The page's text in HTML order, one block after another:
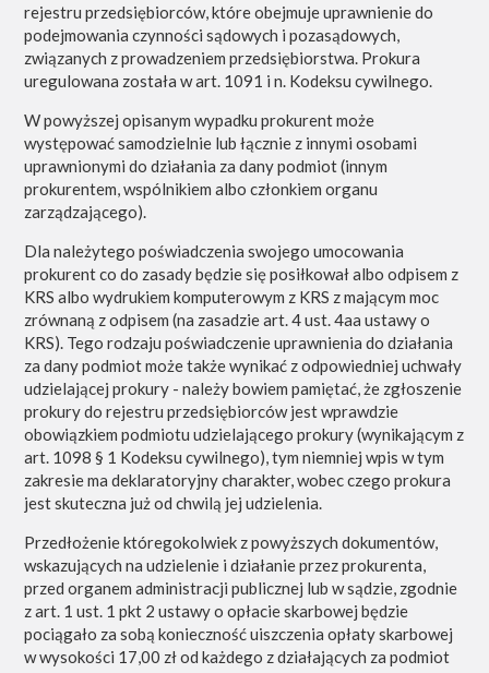
rejestru przedsiębiorców, które obejmuje uprawnienie do
podejmowania czynności sądowych i pozasądowych,
związanych z prowadzeniem przedsiębiorstwa. Prokura
uregulowana została w art. 1091 i n. Kodeksu cywilnego.
W powyższej opisanym wypadku prokurent może
występować samodzielnie lub łącznie z innymi osobami
uprawnionymi do działania za dany podmiot (innym
prokurentem, wspólnikiem albo członkiem organu
zarządzającego).
Dla należytego poświadczenia swojego umocowania
prokurent co do zasady będzie się posiłkował albo odpisem z
KRS albo wydrukiem komputerowym z KRS z mającym moc
zrównaną z odpisem (na zasadzie art. 4 ust. 4aa ustawy o
KRS). Tego rodzaju poświadczenie uprawnienia do działania
za dany podmiot może także wynikać z odpowiedniej uchwały
udzielającej prokury - należy bowiem pamiętać, że zgłoszenie
prokury do rejestru przedsiębiorców jest wprawdzie
obowiązkiem podmiotu udzielającego prokury (wynikającym z
art. 1098 § 1 Kodeksu cywilnego), tym niemniej wpis w tym
zakresie ma deklaratoryjny charakter, wobec czego prokura
jest skuteczna już od chwilą jej udzielenia.
Przedłożenie któregokolwiek z powyższych dokumentów,
wskazujących na udzielenie i działanie przez prokurenta,
przed organem administracji publicznej lub w sądzie, zgodnie
z art. 1 ust. 1 pkt 2 ustawy o opłacie skarbowej będzie
pociągało za sobą konieczność uiszczenia opłaty skarbowej
w wysokości 17,00 zł od każdego z działających za podmiot